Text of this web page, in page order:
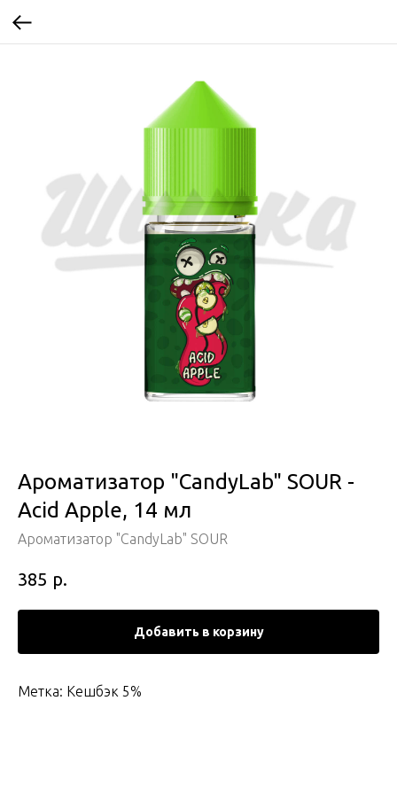
Ароматизатор "CandyLab" SOUR -
Acid Apple, 14 мл
Ароматизатор "CandyLab" SOUR
385 р.
Добавить в корзину
Метка: Кешбэк 5%